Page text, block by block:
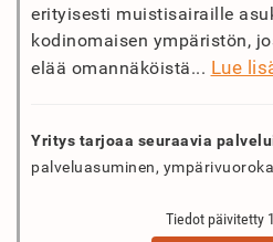
erityisesti muistisairaille
kodinomaisen ympäristön,
elää omannäköistä... Lue
Yritys tarjoaa seuraavia
palveluasuminen,
Tiedot päivitetty